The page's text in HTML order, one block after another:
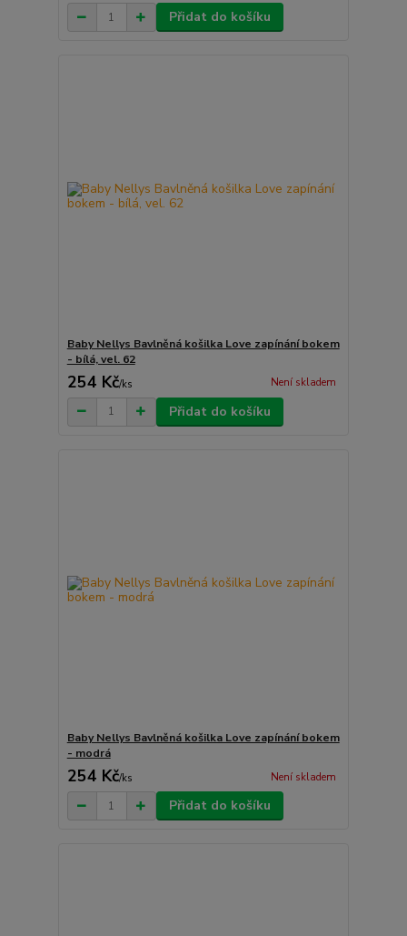
Přidat do košíku
Baby Nellys Bavlněná košilka Love zapínání bokem
- bílá, vel. 62
254 Kč/ks Není skladem
Přidat do košíku
Baby Nellys Bavlněná košilka Love zapínání bokem
- modrá
254 Kč/ks Není skladem
Přidat do košíku